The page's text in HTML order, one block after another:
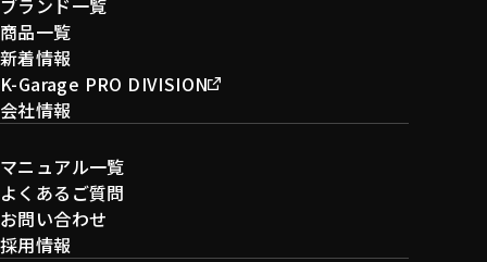
ブランド一覧
商品一覧
新着情報
K-Garage PRO DIVISION
会社情報
マニュアル一覧
よくあるご質問
お問い合わせ
採用情報